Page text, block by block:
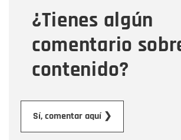
¿Tienes algún
comentario
contenido?
Sí, comentar aquí ❯
Mensaje